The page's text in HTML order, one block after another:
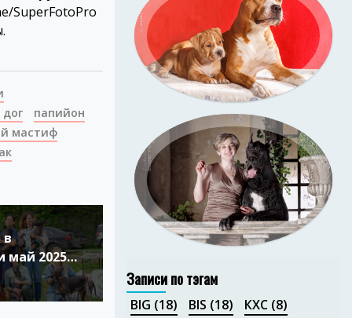
SuperFotoPro
папийон
мастиф
в
май 2025
Портфолио
Портфолио
Записи по тэгам
BIG (18) BIS (18) КХС(8)